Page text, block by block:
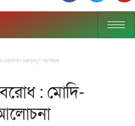
এরদোগান গুরুত্বপূর্ণ আলোচনা
: মোদি-